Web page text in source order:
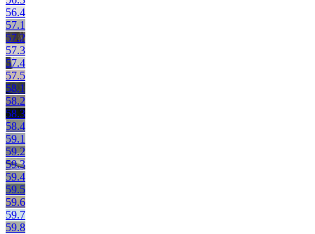
56.4
57.1
57.2
57.3
57.4
57.5
58.1
58.2
58.3
58.4
59.1
59.2
59.3
59.4
59.5
59.6
59.7
59.8